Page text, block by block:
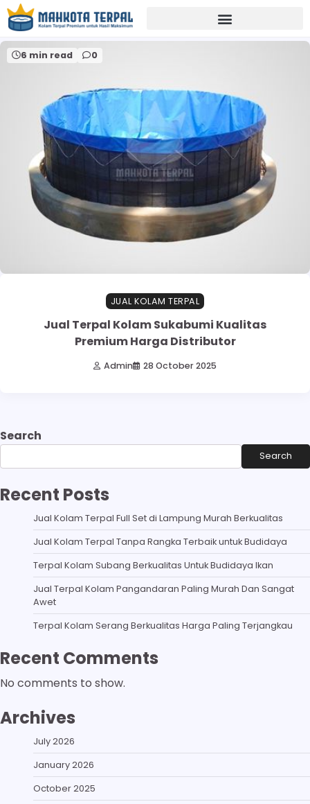
Home budidaya ikan lahan sempit sukabumi
6 min read 0
JUAL KOLAM TERPAL
Jual Terpal Kolam Sukabumi Kualitas
Premium Harga Distributor
Admin 28 October 2025
Search
Search
Recent Posts
Jual Kolam Terpal Full Set di Lampung Murah Berkualitas
Jual Kolam Terpal Tanpa Rangka Terbaik untuk Budidaya
Terpal Kolam Subang Berkualitas Untuk Budidaya Ikan
Jual Terpal Kolam Pangandaran Paling Murah Dan Sangat
Awet
Terpal Kolam Serang Berkualitas Harga Paling Terjangkau
Recent Comments
No comments to show.
Archives
July 2026
January 2026
October 2025